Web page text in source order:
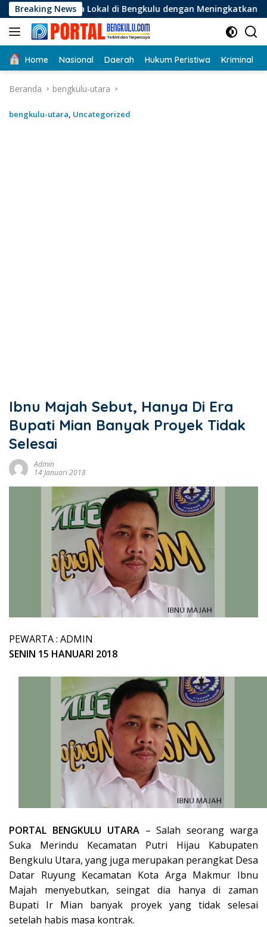
Langsung
ke
konten
Breaking News
Lokal di Bengkulu dengan Meningkatkan Ruang Publik dan
Home Nasional Daerah Hukum Peristiwa Kriminal
Beranda bengkulu-utara
bengkulu-utara, Uncategorized
Ibnu Majah Sebut, Hanya Di Era
Bupati Mian Banyak Proyek Tidak
Selesai
Admin
14 Januari 2018
PEWARTA : ADMIN
SENIN 15 HANUARI 2018
PORTAL BENGKULU UTARA– Salah seorang warga
Suka Merindu Kecamatan Putri Hijau Kabupaten
Bengkulu Utara, yang juga merupakan perangkat Desa
Datar Ruyung Kecamatan Kota Arga Makmur Ibnu
Majah menyebutkan, seingat dia hanya di zaman
Bupati Ir Mian banyak proyek yang tidak selesai
setelah habis masa kontrak.